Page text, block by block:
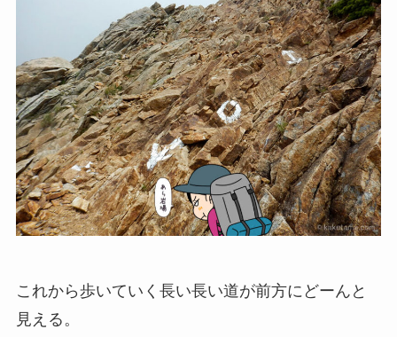
これから歩いていく長い長い道が前方に どーん と
見える。